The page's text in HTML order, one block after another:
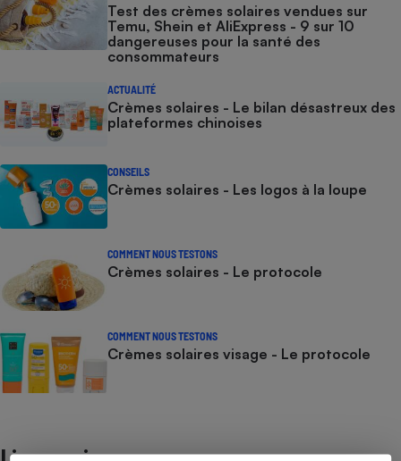
Test des crèmes solaires vendues sur
Temu, Shein et AliExpress - 9 sur 10
dangereuses pour la santé des
consommateurs
ACTUALITÉ
Crèmes solaires - Le bilan désastreux des
plateformes chinoises
CONSEILS
Crèmes solaires - Les logos à la loupe
COMMENT NOUS TESTONS
Crèmes solaires - Le protocole
COMMENT NOUS TESTONS
Crèmes solaires visage - Le protocole